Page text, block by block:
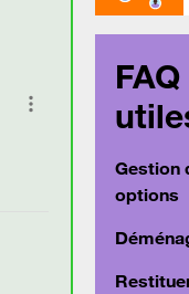
Gestion
options